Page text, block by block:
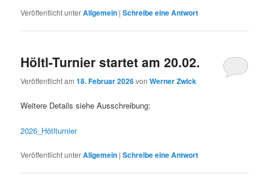
Veröffentlicht unterAllgemein |Schreibe eine Antwort
Höltl-Turnier startet am 20.02.
Veröffentlicht am18. Februar 2026vonWerner Zwick
Weitere Details siehe Ausschreibung:
2026_Hötlturnier
Veröffentlicht unterAllgemein |Schreibe eine Antwort